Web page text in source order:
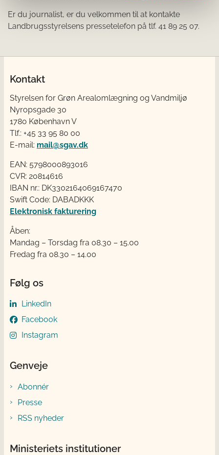
Er du journalist, er du velkommen til at kontakte
Landbrugsstyrelsens pressetelefon på tlf. 41 89 25 07.
Kontakt
Styrelsen for Grøn Arealomlægning og Vandmiljø
Nyropsgade 30
1780 København V
Tlf.: +45 33 95 80 00
E-mail: mail@sgav.dk
EAN: 5798000893016
CVR: 20814616
IBAN nr.: DK3302164069167470
Swift Code: DABADKKK
Elektronisk fakturering
Åben:
Mandag – Torsdag fra 08.30 – 15.00
Fredag fra 08.30 – 14.00
Følg os
LinkedIn
Facebook
Instagram
Genveje
Abonnér
Presse
RSS nyheder
Ministeriets institutioner